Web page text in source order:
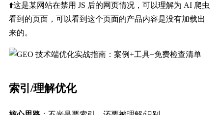
⬆️这是某网站在禁用 JS 后的网页情况，可以理解为 AI 爬虫
看到的页面，可以看到这个页面的产品内容是没有加载出
来的。
索引/理解优化